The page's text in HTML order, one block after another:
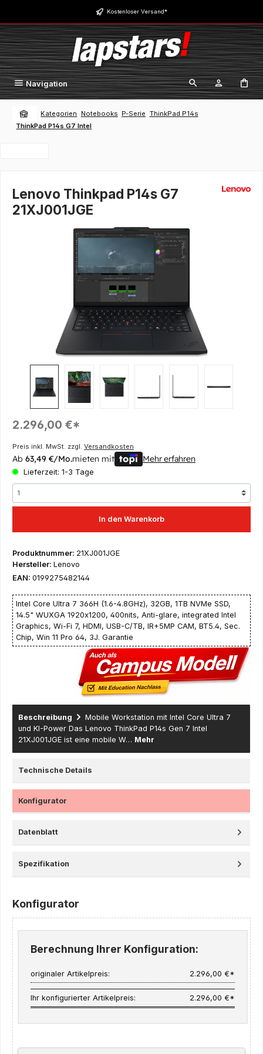
Zum Hauptinhalt springen Kostenloser Versand*
Navigation
Kategorien Notebooks P-Serie ThinkPad P14s
ThinkPad P14s G7 Intel
Lenovo Thinkpad P14s G7
21XJ001JGE
Bildergalerie überspringen
Regulärer Preis:
2.296,00 €*
Preis inkl. MwSt. zzgl. Versandkosten
Ab 63,49 €/Mo.mieten mit Mehr erfahren
Lieferzeit: 1-3 Tage
In den Warenkorb
Produktnummer: 21XJ001JGE
Hersteller: Lenovo
EAN: 0199275482144
Intel Core Ultra 7 366H (1.6-4.8GHz), 32GB, 1TB NVMe SSD,
14.5" WUXGA 1920x1200, 400nits, Anti-glare, integrated Intel
Graphics, Wi-Fi 7, HDMI, USB-C/TB, IR+5MP CAM, BT5.4, Sec.
Chip, Win 11 Pro 64, 3J. Garantie
Beschreibung
Mobile Workstation mit Intel Core Ultra 7
und KI-Power Das Lenovo ThinkPad P14s Gen 7 Intel
21XJ001JGE ist eine mobile W… Mehr
Technische Details
Konfigurator
Datenblatt
Spezifikation
Konfigurator
Berechnung Ihrer Konfiguration:
originaler Artikelpreis: 2.296,00 €*
Ihr konfigurierter Artikelpreis: 2.296,00 €*